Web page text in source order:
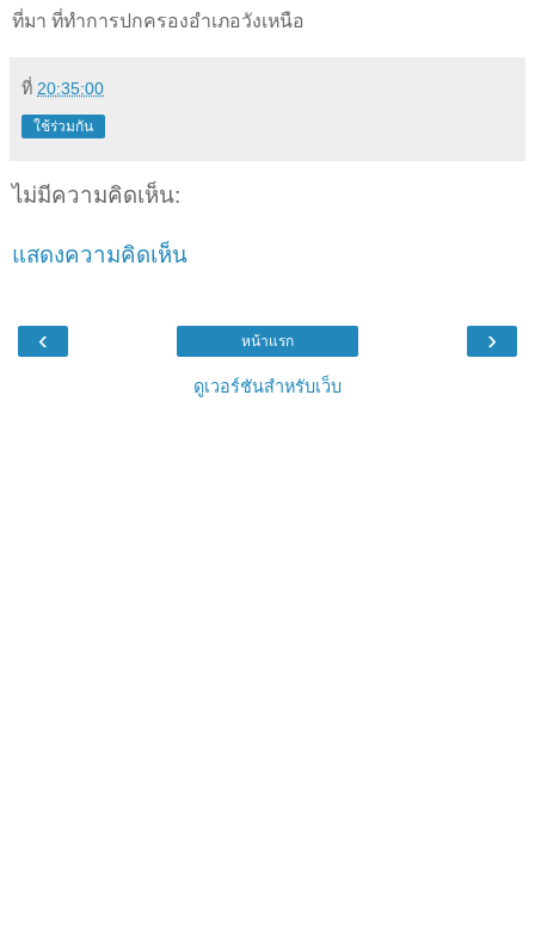
ที่มา ที่ทำการปกครองอำเภอวังเหนือ
ที่ 20:35:00
ใช้ร่วมกัน
ไม่มีความคิดเห็น:
แสดงความคิดเห็น
‹ ›
หน้าแรก
ดูเวอร์ชันสำหรับเว็บ